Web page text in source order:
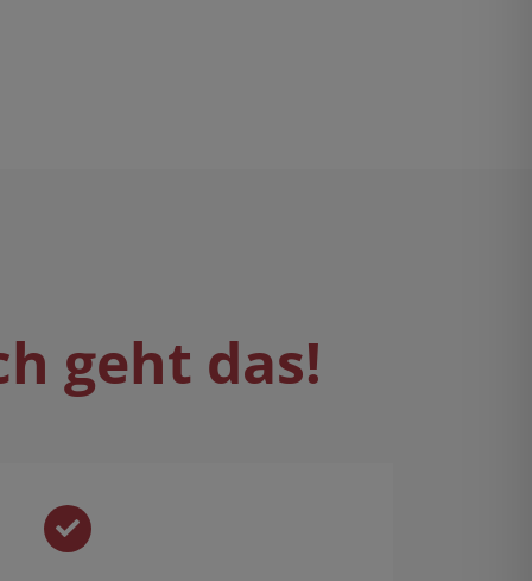
geht das!